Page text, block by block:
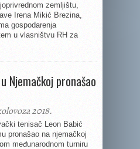
zemljištu,
Irena Mikić Brezina,
gospodarenja
u vlasništvu RH za
Njemačkoj pronašao
2018.
tenisač Leon Babić
pronašao na njemačkoj
međunarodnom turniru